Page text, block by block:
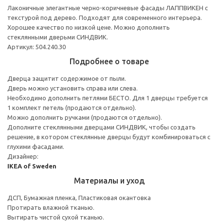
Лаконичные элегантные черно-коричневые фасады ЛАППВИКЕН с
текстурой под дерево. Подходят для современного интерьера.
Хорошее качество по низкой цене. Можно дополнить
стеклянными дверьми СИНДВИК.
Артикул: 504.240.30
Подробнее о товаре
Дверца защитит содержимое от пыли.
Дверь можно установить справа или слева.
Необходимо дополнить петлями БЕСТО. Для 1 дверцы требуется
1 комплект петель (продаются отдельно).
Можно дополнить ручками (продаются отдельно).
Дополните стеклянными дверцами СИНДВИК, чтобы создать
решение, в котором стеклянные дверцы будут комбинироваться с
глухими фасадами.
Дизайнер:
IKEA of Sweden
Материалы и уход
ДСП, Бумажная пленка, Пластиковая окантовка
Протирать влажной тканью.
Вытирать чистой сухой тканью.